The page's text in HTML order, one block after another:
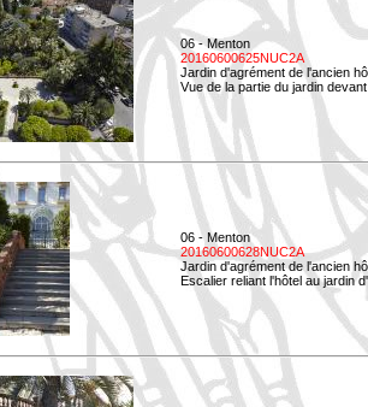
06 - Menton
20160600625NUC2A
Jardin d'agrément de l'ancien
Vue de la partie du jardin
06 - Menton
20160600628NUC2A
Jardin d'agrément de l'ancien
Escalier reliant l'hôtel au jardin